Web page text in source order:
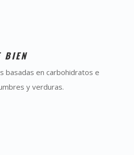
BIEN
basadas en carbohidratos e
y verduras.